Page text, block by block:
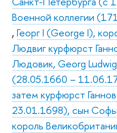
Военной коллегии
, Георг I (George I),
Людвиг курфюрст
Людовик, Georg
(28.05.1660 –
затем курфюрст
23.01.1698), сын
король